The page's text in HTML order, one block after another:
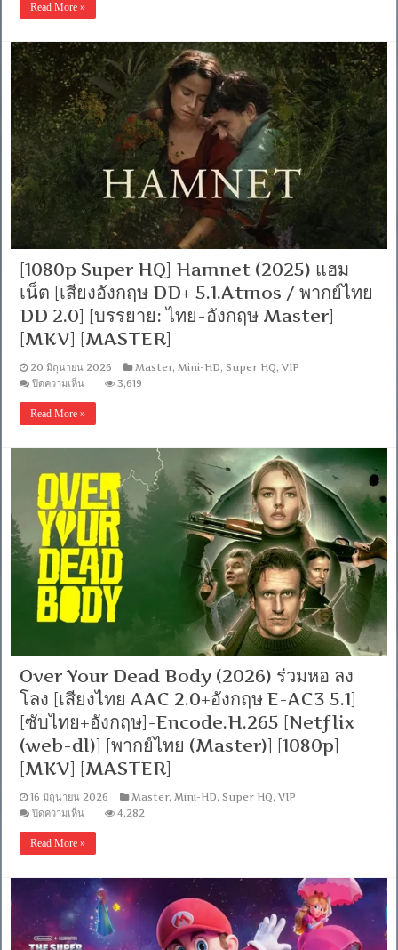
HQ]
(2023)
บาร์
บี้
[เสียง
อังกฤษ
DD+
5.1.Atmos
พากย์
ไทย
Master]
[บรรยาย:
ไทย-
อังกฤษ
Master
ซับ
PGS
คม
ชัด]
[MKV]
[MASTER]
Read More »
[1080p Super HQ] Hamnet (2025) แฮม
เน็ต [เสียงอังกฤษ DD+ 5.1.Atmos / พากย์ไทย
DD 2.0] [บรรยาย: ไทย-อังกฤษ Master]
[MKV] [MASTER]
20 มิถุนายน 2026 Master,Mini-HD,Super HQ,VIP
ปิดความเห็นบน
HQ]
(2025)
เน็ต
[เสียง
อังกฤษ
DD+
5.1.Atmos
/
พากย์
ไทย
DD
2.0]
[บรรยาย:
[MKV]
[MASTER]
3,619
Read More »
Over Your Dead Body (2026) ร่วมหอ ลง
โลง [เสียงไทย AAC 2.0+อังกฤษ E-AC3 5.1]
[ซับไทย+อังกฤษ]-Encode.H.265 [Netflix
(web-dl)] [พากย์ไทย (Master)] [1080p]
[MKV] [MASTER]
16 มิถุนายน 2026 Master,Mini-HD,Super HQ,VIP
ปิดความเห็นบน
Dead
(2026)
ร่วม
หอ
ลง
โลง
4,282
Read More »